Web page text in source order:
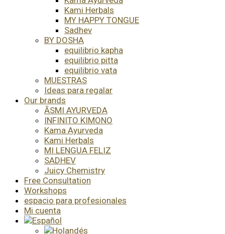
Kami Herbals
MY HAPPY TONGUE
Sadhev
BY DOSHA
equilibrio kapha
equilibrio pitta
equilibrio vata
MUESTRAS
Ideas para regalar
Our brands
ĀSMI AYURVEDA
INFINITO KIMONO
Kama Ayurveda
Kami Herbals
MI LENGUA FELIZ
SADHEV
Juicy Chemistry
Free Consultation
Workshops
espacio para profesionales
Mi cuenta